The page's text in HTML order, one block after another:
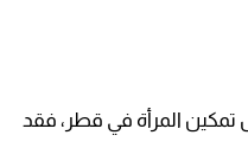
تمكين المرأة في قطر، فقد